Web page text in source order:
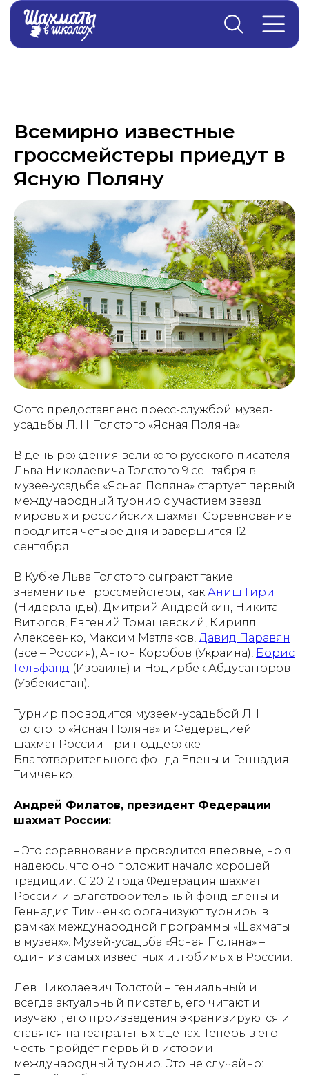
Всемирно известные
гроссмейстеры приедут в
Ясную Поляну
Фото предоставлено пресс-службой музея-
усадьбы Л. Н. Толстого «Ясная Поляна»
В день рождения великого русского писателя
Льва Николаевича Толстого 9 сентября в
музее-усадьбе «Ясная Поляна» стартует первый
международный турнир с участием звезд
мировых и российских шахмат. Соревнование
продлится четыре дня и завершится 12
сентября.
В Кубке Льва Толстого сыграют такие
знаменитые гроссмейстеры, как Аниш Гири
(Нидерланды), Дмитрий Андрейкин, Никита
Витюгов, Евгений Томашевский, Кирилл
Алексеенко, Максим Матлаков, Давид Паравян
(все – Россия), Антон Коробов (Украина), Борис
Гельфанд (Израиль) и Нодирбек Абдусатторов
(Узбекистан).
Турнир проводится музеем-усадьбой Л. Н.
Толстого «Ясная Поляна» и Федерацией
шахмат России при поддержке
Благотворительного фонда Елены и Геннадия
Тимченко.
Андрей Филатов, президент Федерации
шахмат России:
– Это соревнование проводится впервые, но я
надеюсь, что оно положит начало хорошей
традиции. С 2012 года Федерация шахмат
России и Благотворительный фонд Елены и
Геннадия Тимченко организуют турниры в
рамках международной программы «Шахматы
в музеях». Музей-усадьба «Ясная Поляна» –
один из самых известных и любимых в России.
Лев Николаевич Толстой – гениальный и
всегда актуальный писатель, его читают и
изучают; его произведения экранизируются и
ставятся на театральных сценах. Теперь в его
честь пройдёт первый в истории
международный турнир. Это не случайно: